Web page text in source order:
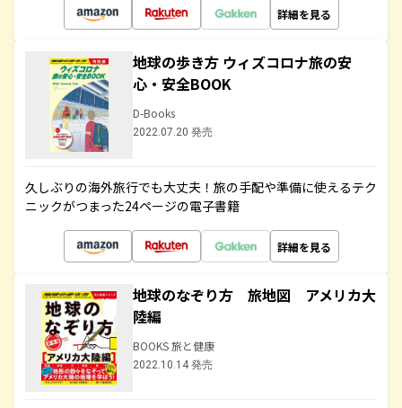
詳細を見る
地球の歩き方 ウィズコロナ旅の安
心・安全BOOK
D-Books
2022.07.20 発売
久しぶりの海外旅行でも大丈夫！旅の手配や準備に使えるテク
ニックがつまった24ページの電子書籍
詳細を見る
地球のなぞり方 旅地図 アメリカ大
陸編
BOOKS 旅と健康
2022.10.14 発売